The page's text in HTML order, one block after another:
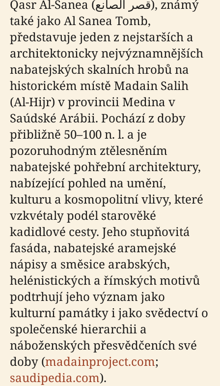
Qasr Al-Sanea (قصر الصانع), známý
také jako Al Sanea Tomb,
představuje jeden z nejstarších a
architektonicky nejvýznamnějších
nabatejských skalních hrobů na
historickém místě Madain Salih
(Al-Hijr) v provincii Medina v
Saúdské Arábii. Pochází z doby
přibližně 50–100 n. l. a je
pozoruhodným ztělesněním
nabatejské pohřební architektury,
nabízející pohled na umění,
kulturu a kosmopolitní vlivy, které
vzkvétaly podél starověké
kadidlové cesty. Jeho stupňovitá
fasáda, nabatejské aramejské
nápisy a směsice arabských,
helénistických a římských motivů
podtrhují jeho význam jako
kulturní památky i jako svědectví o
společenské hierarchii a
náboženských přesvědčeních své
doby (madainproject.com;
saudipedia.com).